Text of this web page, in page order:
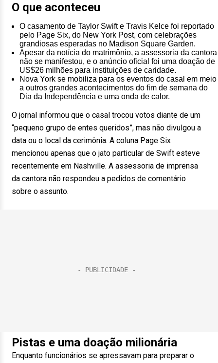
O que aconteceu
O casamento de Taylor Swift e Travis Kelce foi reportado
pelo Page Six, do New York Post, com celebrações
grandiosas esperadas no Madison Square Garden.
Apesar da notícia do matrimônio, a assessoria da cantora
não se manifestou, e o anúncio oficial foi uma doação de
US$26 milhões para instituições de caridade.
Nova York se mobiliza para os eventos do casal em meio
a outros grandes acontecimentos do fim de semana do
Dia da Independência e uma onda de calor.
O jornal informou que o casal trocou votos diante de um
“pequeno grupo de entes queridos”, mas não divulgou a
data ou o local da cerimônia. A coluna Page Six
mencionou apenas que o jato particular de Swift esteve
recentemente em Nashville. A assessoria de imprensa
da cantora não respondeu a pedidos de comentário
sobre o assunto.
Pistas e uma doação milionária
Enquanto funcionários se apressavam para preparar o